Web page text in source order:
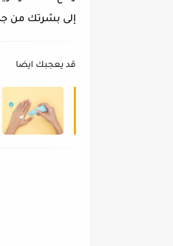
إلى بشرتك من
قد يعجبك ايضا